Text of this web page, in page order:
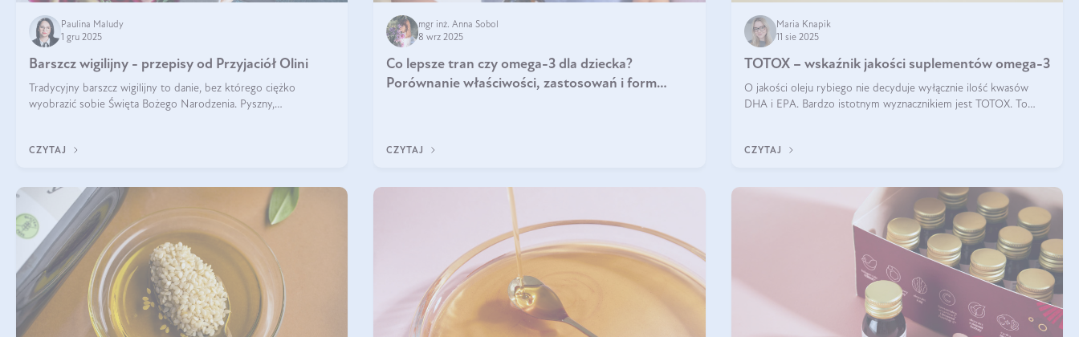
Paulina Maludy
1 gru 2025
Barszcz wigilijny - przepisy od Przyjaciół Olini
Tradycyjny barszcz wigilijny to danie, bez którego ciężko
wyobrazić sobie Święta Bożego Narodzenia. Pyszny,
CZYTAJ
mgr inż. Anna Sobol
8 wrz 2025
Co lepsze tran czy omega-3 dla dziecka?
Porównanie właściwości, zastosowań i form
CZYTAJ
Maria Knapik
11 sie 2025
TOTOX – wskaźnik jakości suplementów omega-3
O jakości oleju rybiego nie decyduje wyłącznie ilość kwasów
DHA i EPA. Bardzo istotnym wyznacznikiem jest TOTOX. To
CZYTAJ